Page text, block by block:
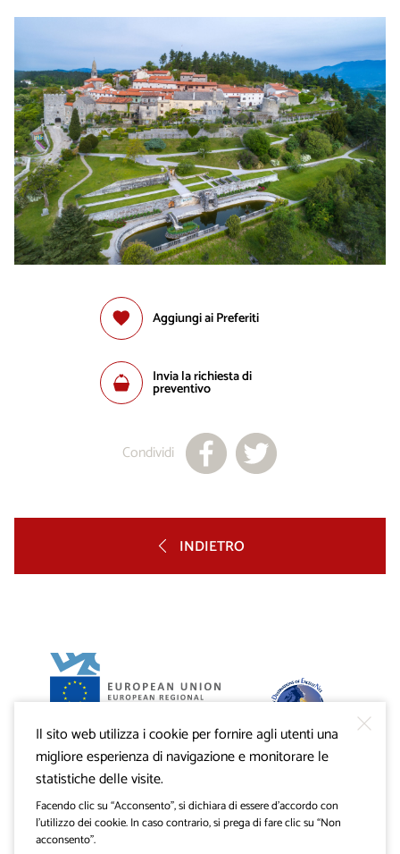
Aggiungi ai Preferiti
Invia la richiesta di
preventivo
Condividi
INDIETRO
Progetto VisitKras. L’investimento è cofinanziato dalla
Repubblica di Slovenia e dal Fondo europeo di sviluppo
regionale dell’Unione Europea.
Il sito web utilizza i cookie per fornire agli utenti una
migliore esperienza di navigazione e monitorare le
statistiche delle visite.
Facendo clic su “Acconsento”, si dichiara di essere d’accordo con
l’utilizzo dei cookie. In caso contrario, si prega di fare clic su “Non
acconsento”.